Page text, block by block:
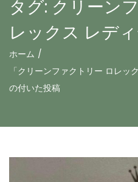
タグ: クリーン
レックス レデ
ホーム /
「クリーンファクトリー ロレ
の付いた投稿